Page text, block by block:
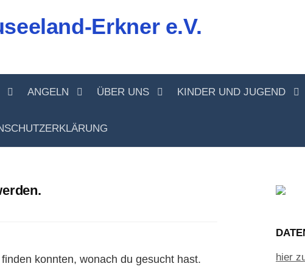
Erkner e.V.
ANGELN ÜBER UNS KINDER UND JUGEND
konnten, wonach du gesucht hast.
hier